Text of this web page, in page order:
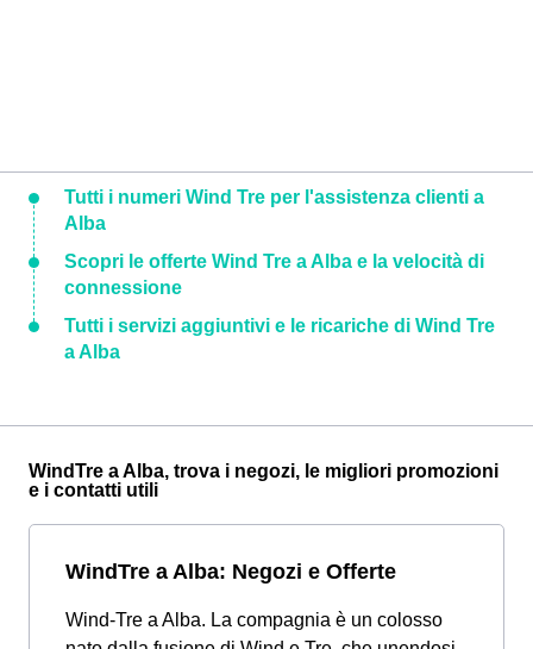
Tutti i numeri Wind Tre per l'assistenza clienti a
Alba
Scopri le offerte Wind Tre a Alba e la velocità di
connessione
Tutti i servizi aggiuntivi e le ricariche di Wind Tre
a Alba
WindTre a Alba, trova i negozi, le migliori promozioni
e i contatti utili
WindTre a Alba: Negozi e Offerte
Wind-Tre a Alba. La compagnia è un colosso